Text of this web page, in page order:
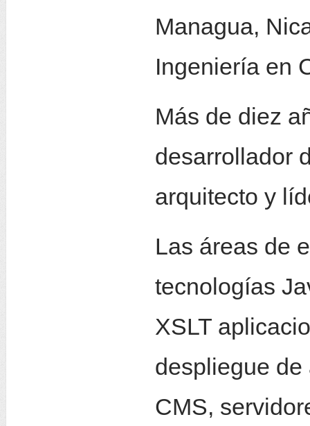
Managua,
Ingeniería en
Más de diez
desarrollador
arquitecto y
Las áreas de
tecnologías
XSLT
despliegue
CMS,